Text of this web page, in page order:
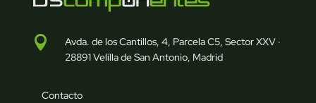

Avda. de los Cantillos, 4, Parcela C5, Sector XXV ·
28891 Velilla de San Antonio, Madrid
Contacto